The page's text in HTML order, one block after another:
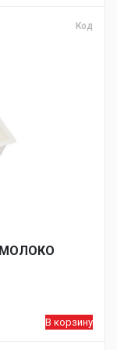
Код
МОЛОКО
В корзину